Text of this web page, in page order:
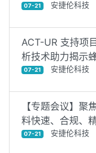
07-21 安捷伦科技
ACT-UR 支持项
析技术助力揭示
07-21 安捷伦科技
【专题会议】
料快速、合规、
07-21 安捷伦科技